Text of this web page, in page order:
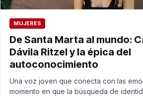
MUJERES
De Santa Marta al mundo:
Dávila Ritzel y la épica del
autoconocimiento
Una voz joven que conecta con las
momento en que la búsqueda de